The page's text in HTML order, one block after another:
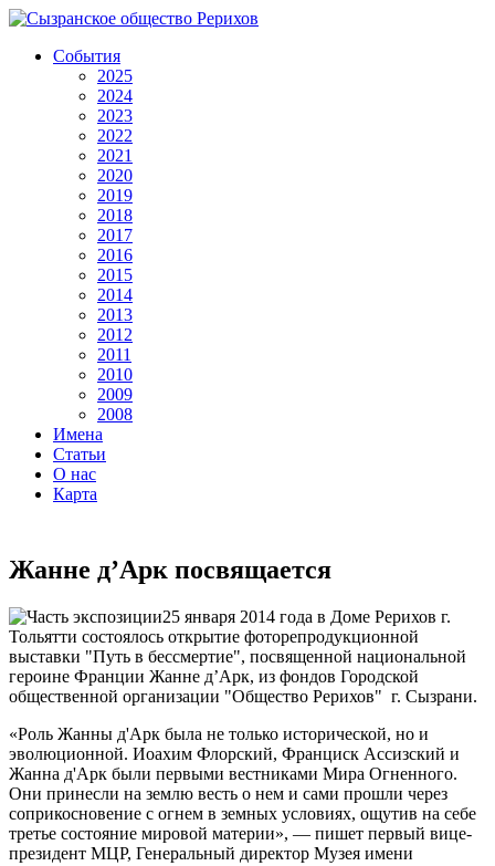
События
2025
2024
2023
2022
2021
2020
2019
2018
2017
2016
2015
2014
2013
2012
2011
2010
2009
2008
Имена
Статьи
О нас
Карта
Жанне д’Арк посвящается
25 января 2014 года в Доме Рерихов г.
Тольятти состоялось открытие фоторепродукционной
выставки "Путь в бессмертие", посвященной национальной
героине Франции Жанне д’Арк, из фондов Городской
общественной организации "Общество Рерихов" г. Сызрани.
«Роль Жанны д'Арк была не только исторической, но и
эволюционной. Иоахим Флорский, Франциск Ассизский и
Жанна д'Арк были первыми вестниками Мира Огненного.
Они принесли на землю весть о нем и сами прошли через
соприкосновение с огнем в земных условиях, ощутив на себе
третье состояние мировой материи», — пишет первый вице-
президент МЦР, Генеральный директор Музея имени